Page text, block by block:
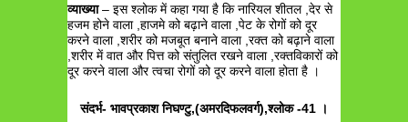
व्याख्या– इस श्लोक में कहा गया है कि नारियल शीतल ,देर से
हजम होने वाला ,हाजमे को बढ़ाने वाला ,पेट के रोगों को दूर
करने वाला ,शरीर को मजबूत बनाने वाला ,रक्त को बढ़ाने वाला
,शरीर में वात और पित्त को संतुलित रखने वाला ,रक्तविकारों को
दूर करने वाला और त्वचा रोगों को दूर करने वाला होता है ।
संदर्भ- भावप्रकाश निघण्टु,(अमरदिफलवर्ग),श्लोक -41 ।